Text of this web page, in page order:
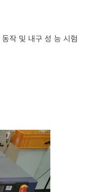
작 및 내구 성 능 시험